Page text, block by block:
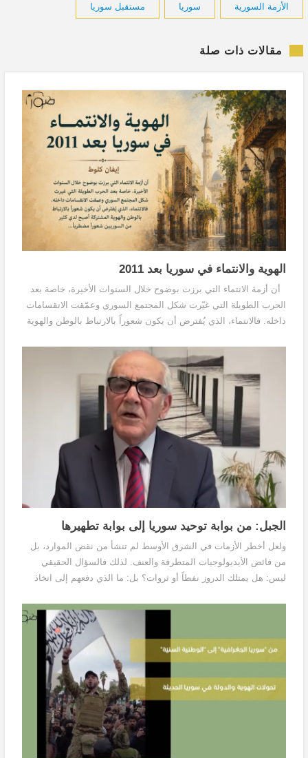
الأزمة السورية سوريا مستقبل سوريا
مقالات ذات صلة
الهوية والانتماء في سوريا بعد 2011
أن أزمة الانتماء التي برزت بوضوح خلال السنوات الأخيرة، خاصة بعد
الحرب الطويلة التي غيّرت شكل المجتمع السوري وعمّقت الانقسامات
داخله. فالانتماء، الذي يُفترض أن يكون شعوراً بالارتباط بالوطن والهوية
الجبل: من بوابة توحيد سوريا إلى بوابة تطهيرها
ولعل أخطر الأزمات في الشرق الأوسط لم تنشأ من نقص الموارد، بل
من فائض الأيديولوجيات المتطرفة والعنف. لذلك فالسؤال الحقيقي
ليس: هل يمتلك الدروز نفطاً أو ثروات؟ بل: ما الذي دفعهم إلى اتخاذ
متجذّر في عقول مريضة لا تعترف بالاختلاف.